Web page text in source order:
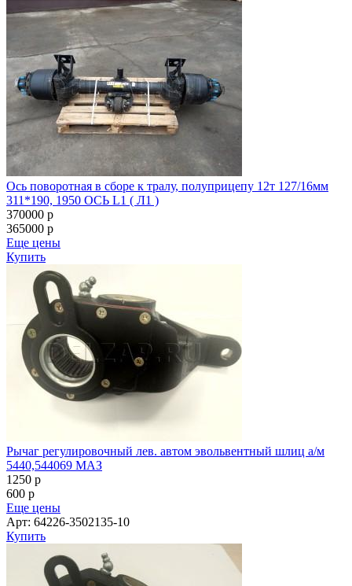
Ось поворотная в сборе к тралу, полуприцепу 12т 127/16мм
311*190, 1950 ОСЬ L1 ( Л1 )
370000 p
365000 p
Еще цены
Купить
Рычаг регулировочный лев. автом эвольвентный шлиц а/м
5440,544069 МАЗ
1250 p
600 p
Еще цены
Арт: 64226-3502135-10
Купить